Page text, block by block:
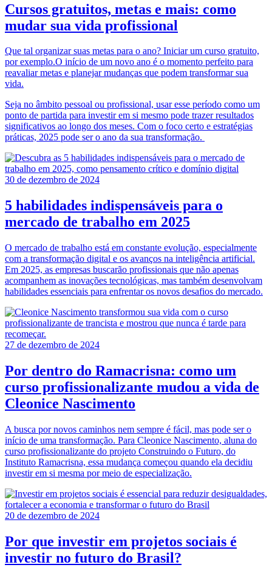
Cursos gratuitos, metas e mais: como
mudar sua vida profissional
Que tal organizar suas metas para o ano? Iniciar um curso gratuito,
por exemplo.O início de um novo ano é o momento perfeito para
reavaliar metas e planejar mudanças que podem transformar sua
vida.
Seja no âmbito pessoal ou profissional, usar esse período como um
ponto de partida para investir em si mesmo pode trazer resultados
significativos ao longo dos meses. Com o foco certo e estratégias
práticas, 2025 pode ser o ano da sua transformação.
30 de dezembro de 2024
5 habilidades indispensáveis para o
mercado de trabalho em 2025
O mercado de trabalho está em constante evolução, especialmente
com a transformação digital e os avanços na inteligência artificial.
Em 2025, as empresas buscarão profissionais que não apenas
acompanhem as inovações tecnológicas, mas também desenvolvam
habilidades essenciais para enfrentar os novos desafios do mercado.
27 de dezembro de 2024
Por dentro do Ramacrisna: como um
curso profissionalizante mudou a vida de
Cleonice Nascimento
A busca por novos caminhos nem sempre é fácil, mas pode ser o
início de uma transformação. Para Cleonice Nascimento, aluna do
curso profissionalizante do projeto Construindo o Futuro, do
Instituto Ramacrisna, essa mudança começou quando ela decidiu
investir em si mesma por meio de especialização.
20 de dezembro de 2024
Por que investir em projetos sociais é
investir no futuro do Brasil?